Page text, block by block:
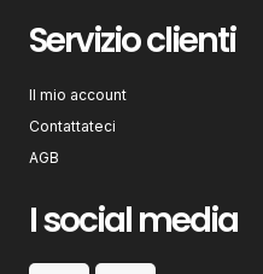
Servizio clienti
Il mio account
Contattateci
AGB
I social media